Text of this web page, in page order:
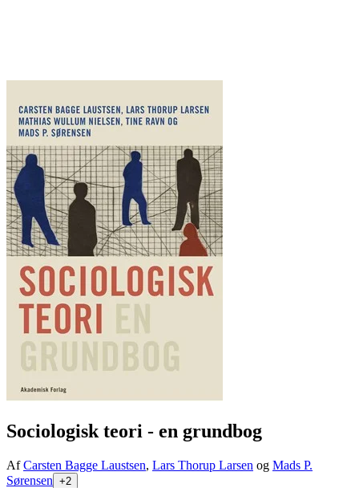
Sociologisk teori - en grundbog
AfCarsten Bagge Laustsen, Lars Thorup Larsen og Mads P.
Sørensen +2